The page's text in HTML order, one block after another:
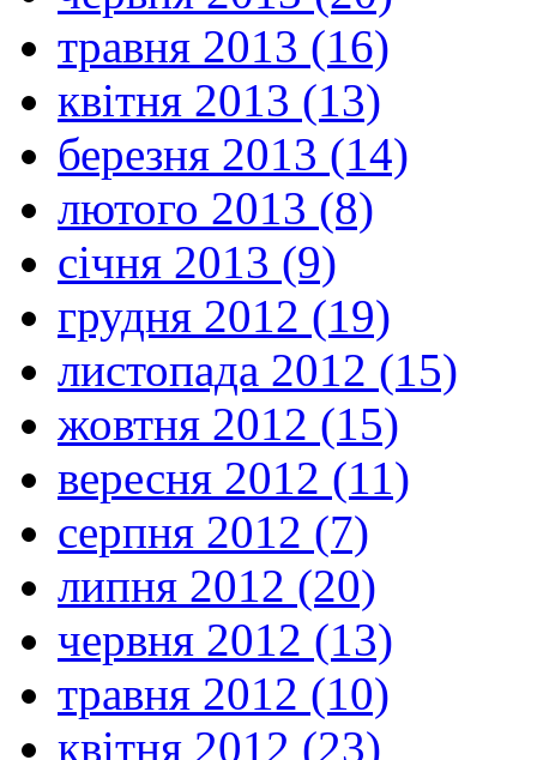
травня 2013 (16)
квітня 2013 (13)
березня 2013 (14)
лютого 2013 (8)
січня 2013 (9)
грудня 2012 (19)
листопада 2012 (15)
жовтня 2012 (15)
вересня 2012 (11)
серпня 2012 (7)
липня 2012 (20)
червня 2012 (13)
травня 2012 (10)
квітня 2012 (23)